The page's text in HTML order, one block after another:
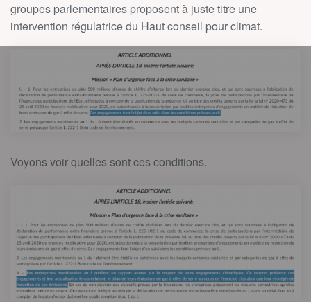
groupes parlementaires proposent à juste titre une
intervention régulatrice du Haut conseil pour climat.
Voyons voir quelles sont ces conditions.